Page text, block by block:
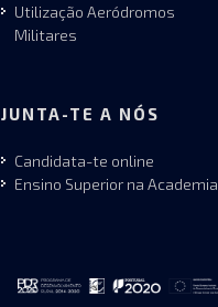
Utilização Aeródromos
Militares
JUNTA-TE A NÓS
Candidata-te online
Ensino Superior na Academia